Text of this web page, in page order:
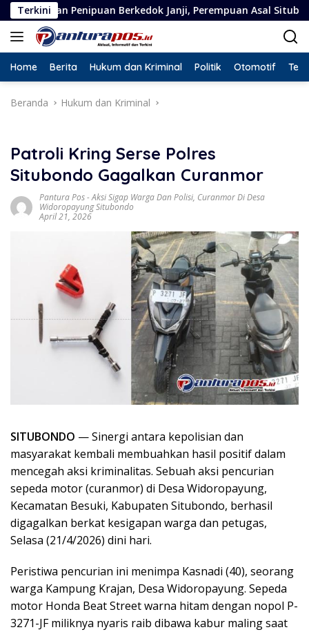
Langsung
ke
konten
Terkini
Berkedok Janji, Perempuan Asal Situbondo Resmi Jadi
Home Berita Hukum dan Kriminal Politik Otomotif
Beranda Hukum dan Kriminal
Patroli Kring Serse Polres
Situbondo Gagalkan Curanmor
Pantura Pos-Aksi Sigap Warga Dan Polisi, Curanmor Di Desa
Widoropayung Situbondo
April 21, 2026
SITUBONDO — Sinergi antara kepolisian dan
masyarakat kembali membuahkan hasil positif dalam
mencegah aksi kriminalitas. Sebuah aksi pencurian
sepeda motor (curanmor) di Desa Widoropayung,
Kecamatan Besuki, Kabupaten Situbondo, berhasil
digagalkan berkat kesigapan warga dan petugas,
Selasa (21/4/2026) dini hari.
Peristiwa pencurian ini menimpa Kasnadi (40), seorang
warga Kampung Krajan, Desa Widoropayung. Sepeda
motor Honda Beat Street warna hitam dengan nopol P-
3271-JF miliknya nyaris raib dibawa kabur maling saat